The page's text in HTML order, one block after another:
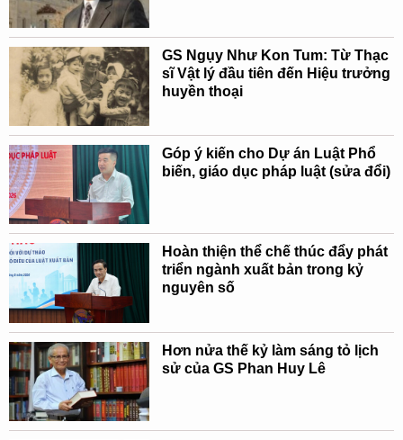
GS Ngụy Như Kon Tum: Từ Thạc
sĩ Vật lý đầu tiên đến Hiệu trưởng
huyền thoại
Góp ý kiến cho Dự án Luật Phổ
biến, giáo dục pháp luật (sửa đổi)
Hoàn thiện thể chế thúc đẩy phát
triển ngành xuất bản trong kỷ
nguyên số
Hơn nửa thế kỷ làm sáng tỏ lịch
sử của GS Phan Huy Lê